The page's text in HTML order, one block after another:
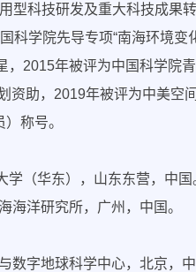
型科技研发及重大科技成果
科学院先导专项“南海环境变
2015年被评为中国科学院
资助，2019年被评为中美空
称号。
（华东），山东东营，中国
海洋研究所，广州，中国。
数字地球科学中心，北京，中